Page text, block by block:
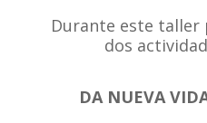
Durante este taller
dos
DA NUEVA